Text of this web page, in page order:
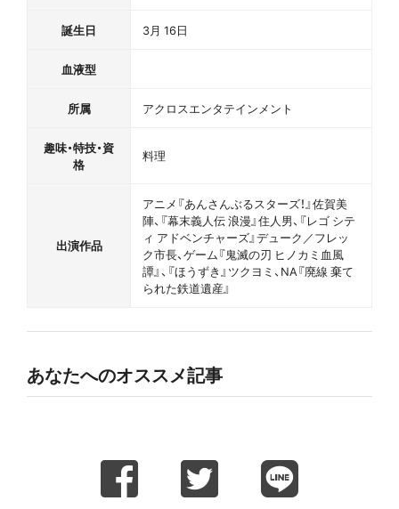
誕生日 3月 16日
血液型
所属 アクロスエンタテインメント
趣味・特技・資
格
料理
出演作品
アニメ『あんさんぶるスターズ！』佐賀美
陣、『幕末義人伝 浪漫』住人男、『レゴ シテ
ィ アドベンチャーズ』デューク／フレッ
ク市長、ゲーム『鬼滅の刃 ヒノカミ血風
譚』、『ほうずき』ツクヨミ、NA『廃線 棄て
られた鉄道遺産』
あなたへのオススメ記事